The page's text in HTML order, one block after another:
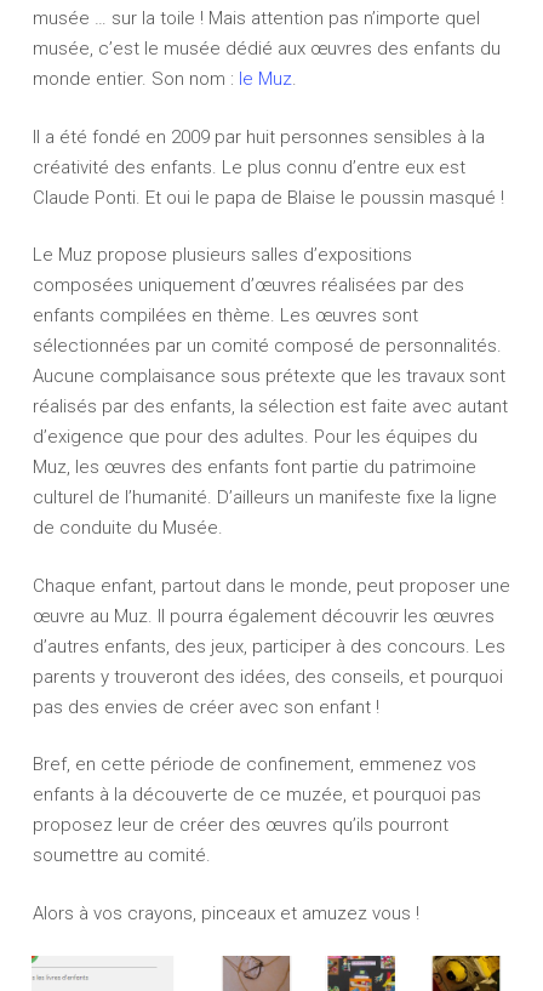
musée … sur la toile ! Mais attention pas n’importe quel
musée, c’est le musée dédié aux œuvres des enfants du
monde entier. Son nom : le Muz.
Il a été fondé en 2009 par huit personnes sensibles à la
créativité des enfants. Le plus connu d’entre eux est
Claude Ponti. Et oui le papa de Blaise le poussin masqué !
Le Muz propose plusieurs salles d’expositions
composées uniquement d’œuvres réalisées par des
enfants compilées en thème. Les œuvres sont
sélectionnées par un comité composé de personnalités.
Aucune complaisance sous prétexte que les travaux sont
réalisés par des enfants, la sélection est faite avec autant
d’exigence que pour des adultes. Pour les équipes du
Muz, les œuvres des enfants font partie du patrimoine
culturel de l’humanité. D’ailleurs un manifeste fixe la ligne
de conduite du Musée.
Chaque enfant, partout dans le monde, peut proposer une
œuvre au Muz. Il pourra également découvrir les œuvres
d’autres enfants, des jeux, participer à des concours. Les
parents y trouveront des idées, des conseils, et pourquoi
pas des envies de créer avec son enfant !
Bref, en cette période de confinement, emmenez vos
enfants à la découverte de ce muzée, et pourquoi pas
proposez leur de créer des œuvres qu’ils pourront
soumettre au comité.
Alors à vos crayons, pinceaux et amuzez vous !